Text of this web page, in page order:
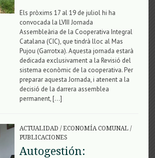
Els pròxims 17 al 19 de juliol hi ha
convocada la LVIII Jornada
Assembleària de la Cooperativa Integral
Catalana (CIC), que tindrà lloc al Mas
Pujou (Garrotxa). Aquesta jornada estarà
dedicada exclusivament a la Revisió del
sistema econòmic de la cooperativa. Per
preparar aquesta Jornada, i atenent a la
decisió de la darrera assemblea
permanent, […]
ACTUALIDAD /ECONOMÍA COMUNAL/
PUBLICACIONES
Autogestión: